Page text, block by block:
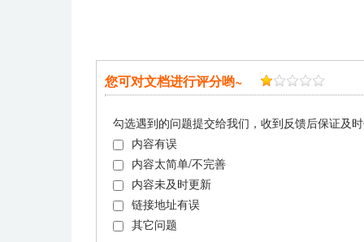
您可对文档进行评分哟~
勾选遇到的问题提交给我们，收到反馈后保证及
内容有误
内容太简单/不完善
内容未及时更新
链接地址有误
其它问题